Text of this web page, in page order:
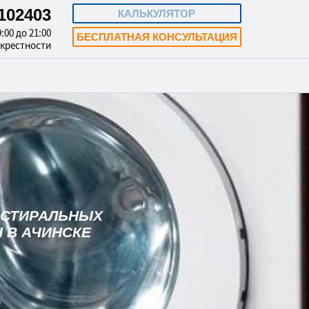
КАЛЬКУЛЯТОР
БЕСПЛАТНАЯ КОНСУЛЬТАЦИЯ
до 21:00
АЧИНСКЕ